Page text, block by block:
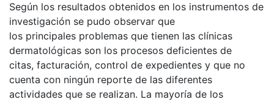
Según los resultados obtenidos en los instrumentos de
investigación se pudo observar que
los principales problemas que tienen las clínicas
dermatológicas son los procesos deficientes de
citas, facturación, control de expedientes y que no
cuenta con ningún reporte de las diferentes
actividades que se realizan. La mayoría de los